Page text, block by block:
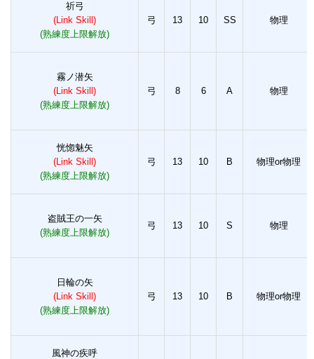
祈弓
(Link Skill)
(熟練度上限解放)
弓 13 10 SS 物理
霧ノ潜矢
(Link Skill)
(熟練度上限解放)
弓 8 6 A 物理
恍惚魅矢
(Link Skill)
(熟練度上限解放)
弓 13 10 B 物理or物理
盗賊王の一矢
(熟練度上限解放)
弓 13 10 S 物理
日輪の矢
(Link Skill)
(熟練度上限解放)
弓 13 10 B 物理or物理
風神の疾呼